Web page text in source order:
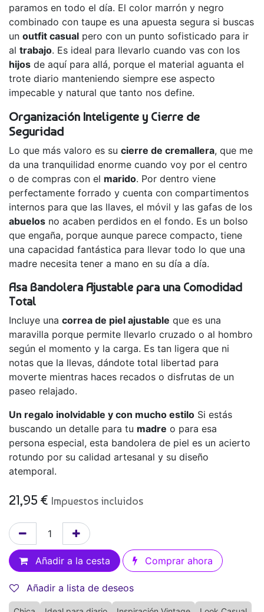
paramos en todo el día. El color marrón y negro
combinado con taupe es una apuesta segura si buscas
un outfit casual pero con un punto sofisticado para ir
al trabajo. Es ideal para llevarlo cuando vas con los
hijos de aquí para allá, porque el material aguanta el
trote diario manteniendo siempre ese aspecto
impecable y natural que tanto nos define.
Organización Inteligente y Cierre de
Seguridad
Lo que más valoro es su cierre de cremallera, que me
da una tranquilidad enorme cuando voy por el centro
o de compras con el marido. Por dentro viene
perfectamente forrado y cuenta con compartimentos
internos para que las llaves, el móvil y las gafas de los
abuelos no acaben perdidos en el fondo. Es un bolso
que engaña, porque aunque parece compacto, tiene
una capacidad fantástica para llevar todo lo que una
madre necesita tener a mano en su día a día.
Asa Bandolera Ajustable para una Comodidad
Total
Incluye una correa de piel ajustable que es una
maravilla porque permite llevarlo cruzado o al hombro
según el momento y la carga. Es tan ligera que ni
notas que la llevas, dándote total libertad para
moverte mientras haces recados o disfrutas de un
paseo relajado.
Un regalo inolvidable y con mucho estilo Si estás
buscando un detalle para tu madre o para esa
persona especial, esta bandolera de piel es un acierto
rotundo por su calidad artesanal y su diseño
atemporal.
21,95 € Impuestos incluidos
Añadir a la cesta Comprar ahora
Añadir a lista de deseos